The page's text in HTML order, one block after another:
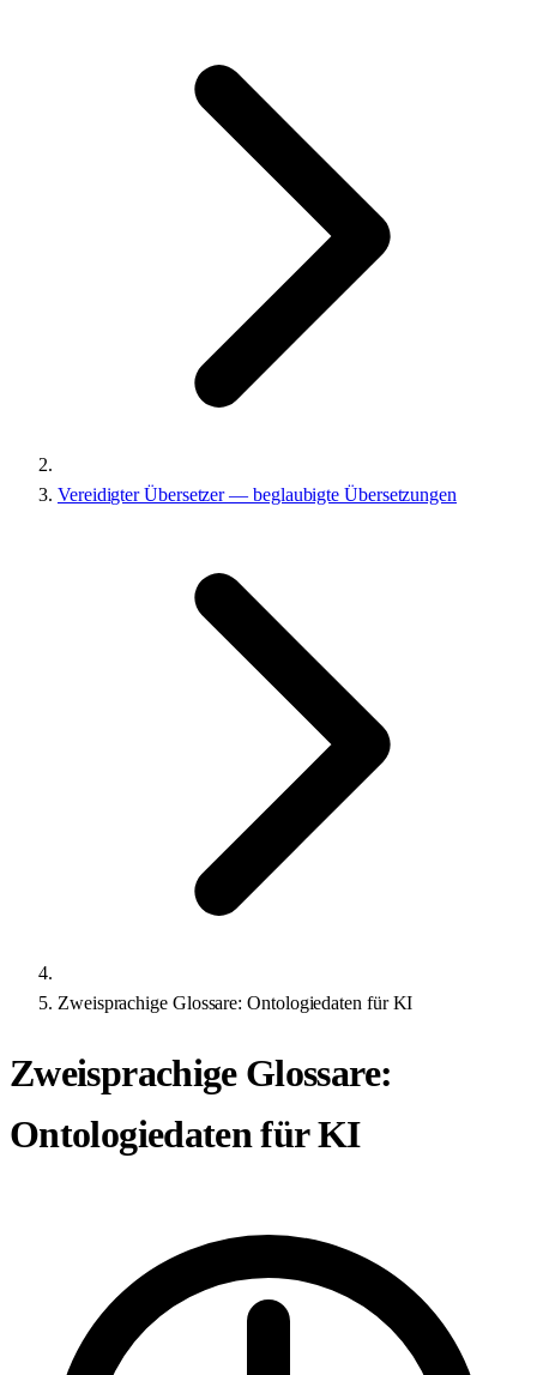
Vereidigter Übersetzer — beglaubigte Übersetzungen
Zweisprachige Glossare: Ontologiedaten für KI
Zweisprachige Glossare:
Ontologiedaten für KI